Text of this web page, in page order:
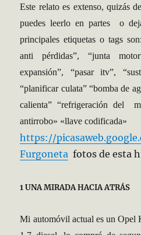
Este relato es extenso, quizás
puedes leerlo en partes o
principales etiquetas o tags
anti pérdidas”, “junta
expansión”, “pasar itv”,
“planificar culata” “bomba de
calienta” “refrigeración del
antirrobo» «llave codificada»
https://
Furgoneta fotos de esta
1 UNA MIRADA HACIA ATRÁS
Mi automóvil actual es un Opel